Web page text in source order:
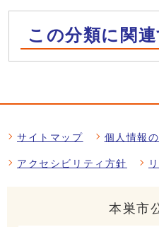
この分類に関
サイトマップ 個人情報
アクセシビリティ方針
本巣市